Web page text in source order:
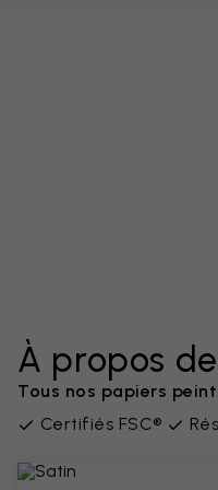
À propos
Tous nos papiers
Certifiés FSC®